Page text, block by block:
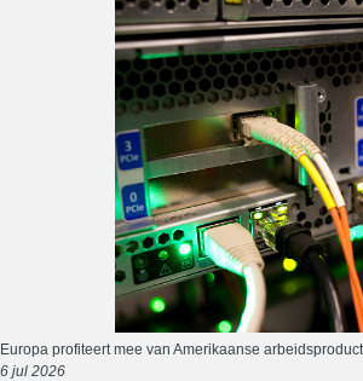
Europa profiteert mee van Amerikaanse
6 jul 2026